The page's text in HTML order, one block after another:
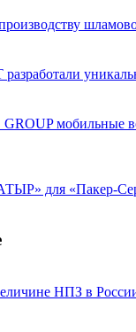
мобильные
для «Пакер-
НПЗ в